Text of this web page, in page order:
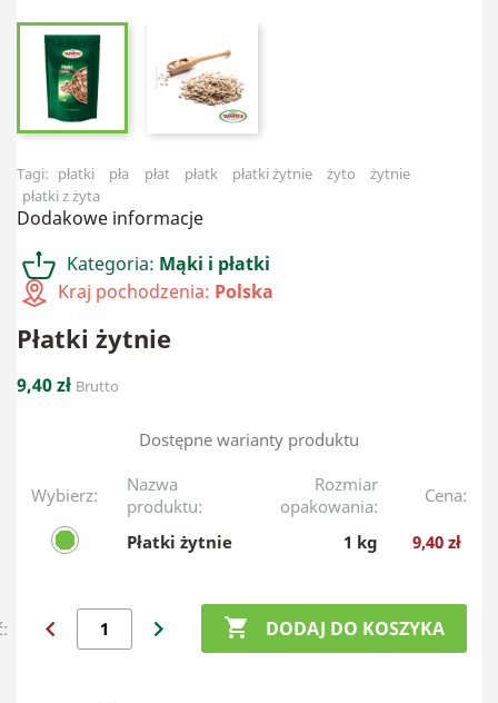
Tagi: płatki pła płat płatk płatki żytnie żyto
żytnie
płatki z żyta
Dodakowe informacje
Kategoria: Mąki i płatki
Kraj pochodzenia: Polska
Płatki żytnie
9,40 zł Brutto
Dostępne warianty produktu
Wybierz:
Nazwa
produktu:
Rozmiar
opakowania:
Cena:
Płatki żytnie 1 kg 9,40 zł
chevron_left chevron_right  DODAJ DO KOSZYKA